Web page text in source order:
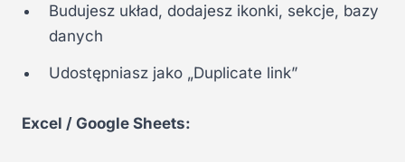
Budujesz układ, dodajesz ikonki, sekcje, bazy
danych
Udostępniasz jako „Duplicate link”
Excel / Google Sheets: